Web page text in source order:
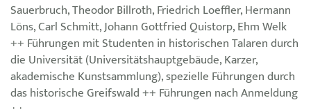
Sauerbruch, Theodor Billroth, Friedrich Loeffler, Hermann
Löns, Carl Schmitt, Johann Gottfried Quistorp, Ehm Welk
++ Führungen mit Studenten in historischen Talaren durch
die Universität (Universitätshauptgebäude, Karzer,
akademische Kunstsammlung), spezielle Führungen durch
das historische Greifswald ++ Führungen nach Anmeldung